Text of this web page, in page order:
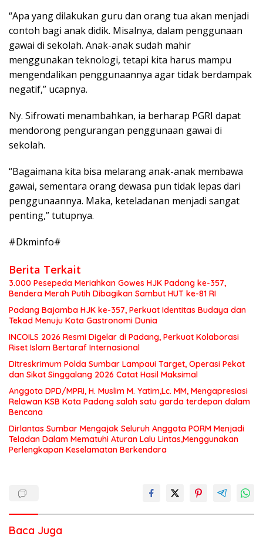
“Apa yang dilakukan guru dan orang tua akan menjadi
contoh bagi anak didik. Misalnya, dalam penggunaan
gawai di sekolah. Anak-anak sudah mahir
menggunakan teknologi, tetapi kita harus mampu
mengendalikan penggunaannya agar tidak berdampak
negatif,” ucapnya.
Ny. Sifrowati menambahkan, ia berharap PGRI dapat
mendorong pengurangan penggunaan gawai di
sekolah.
“Bagaimana kita bisa melarang anak-anak membawa
gawai, sementara orang dewasa pun tidak lepas dari
penggunaannya. Maka, keteladanan menjadi sangat
penting,” tutupnya.
#Dkminfo#
Berita Terkait
3.000 Pesepeda Meriahkan Gowes HJK Padang ke-357,
Bendera Merah Putih Dibagikan Sambut HUT ke-81 RI
Padang Bajamba HJK ke-357, Perkuat Identitas Budaya dan
Tekad Menuju Kota Gastronomi Dunia
INCOILS 2026 Resmi Digelar di Padang, Perkuat Kolaborasi
Riset Islam Bertaraf Internasional
Ditreskrimum Polda Sumbar Lampaui Target, Operasi Pekat
dan Sikat Singgalang 2026 Catat Hasil Maksimal
Anggota DPD/MPRI, H. Muslim M. Yatim,Lc. MM, Mengapresiasi
Relawan KSB Kota Padang salah satu garda terdepan dalam
Bencana
Dirlantas Sumbar Mengajak Seluruh Anggota PORM Menjadi
Teladan Dalam Mematuhi Aturan Lalu Lintas,Menggunakan
Perlengkapan Keselamatan Berkendara
Baca Juga